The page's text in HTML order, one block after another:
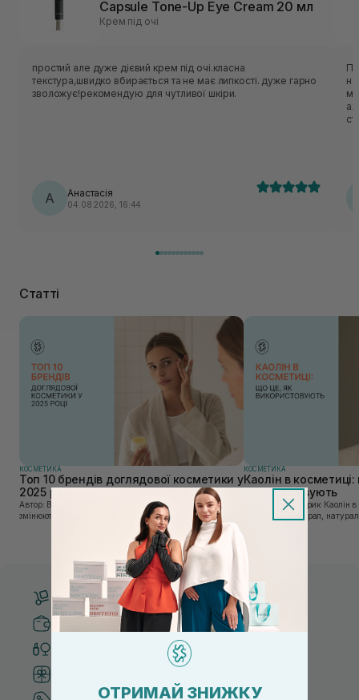
Capsule Tone-Up Eye Cream 20 мл
Крем під очі
простий але дуже дієвий крем під очі.класна
текстура,швидко вбирається та не має липкості. дуже гарно
зволожує!рекомендую для чутливої шкіри.
А Анастасія
04.08.2026, 16:44
менш
Статті
КОСМЕТИКА
Топ 10 брендів доглядової косметики у
2025 році
Автор: Віка Нагорна У сучасному світі, де тренди
змінюються зі швидкістю світла, а ринок популярної
косметики переповнений новими пропозиціями, вибір
засобу для себе стає справжнім викликом. 2025 р...
КОСМЕТИКА
Каолін в
використовують
Автор: Юлія Цебрик Каолін в косметології – це
природний мінерал,
завдяки великій кількості
Безкоштовна доставка від 3000 UAH
Безпечні способи оплати
Тільки оригінальна косметика
ОТРИМАЙ ЗНИЖКУ